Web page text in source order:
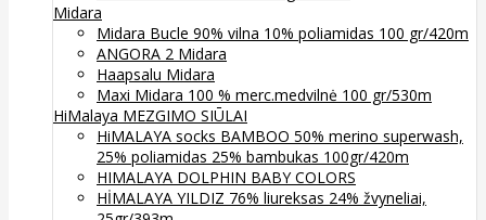
Midara
Midara Bucle 90% vilna 10% poliamidas 100 gr/420m
ANGORA 2 Midara
Haapsalu Midara
Maxi Midara 100 % merc.medvilnė 100 gr/530m
HiMalaya MEZGIMO SIŪLAI
HiMALAYA socks BAMBOO 50% merino superwash,
25% poliamidas 25% bambukas 100gr/420m
HIMALAYA DOLPHIN BABY COLORS
HİMALAYA YILDIZ 76% liureksas 24% žvyneliai,